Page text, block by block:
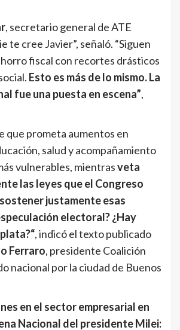
, secretario general de ATE
te cree Javier”, señaló. “Siguen
fiscal con recortes drásticos
Esto es más de lo mismo. La
fue una puesta en escena”,
que prometa aumentos en
salud y acompañamiento
vulnerables, mientrasveta
las leyes que el Congreso
justamente esas
electoral? ¿Hay
, indicó el texto publicado
Ferraro, presidente Coalición
nacional por la ciudad de Buenos
en el sector empresarial en
Nacional del presidente Milei: